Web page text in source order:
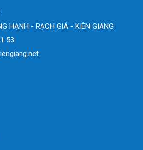
HẠNH - RẠCH GIÁ - KIÊN GIANG
53